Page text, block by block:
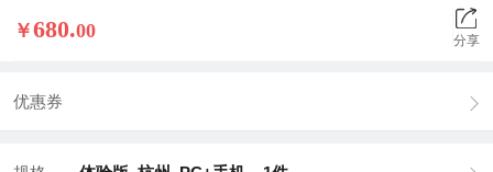
分享
￥680.00
优惠券